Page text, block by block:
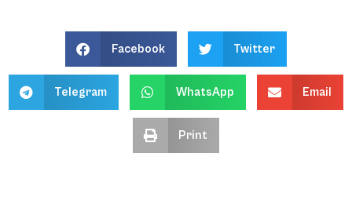
Facebook Twitter
Telegram WhatsApp Email
Print